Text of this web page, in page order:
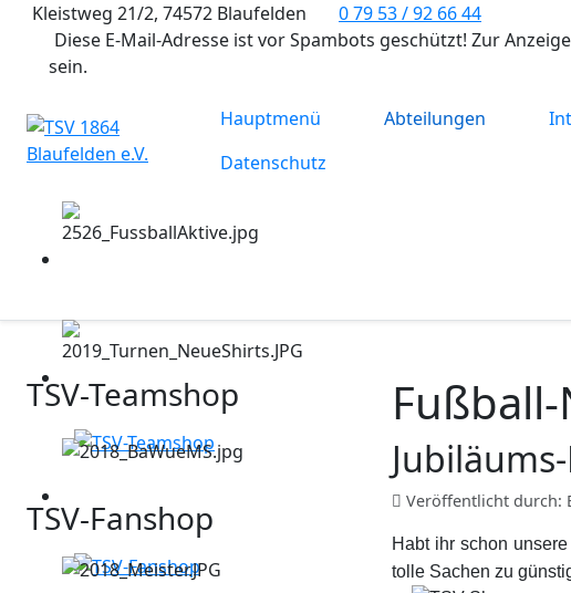
Kleistweg 21/2, 74572 Blaufelden
0 79 53 / 92 66 44
Diese E-Mail-Adresse ist vor Spambots geschützt! Zur
sein.
Hauptmenü Abteilungen
Datenschutz
TSV-Teamshop
TSV-Fanshop Veröffentlicht durch:
Habt ihr schon
tolle Sachen zu